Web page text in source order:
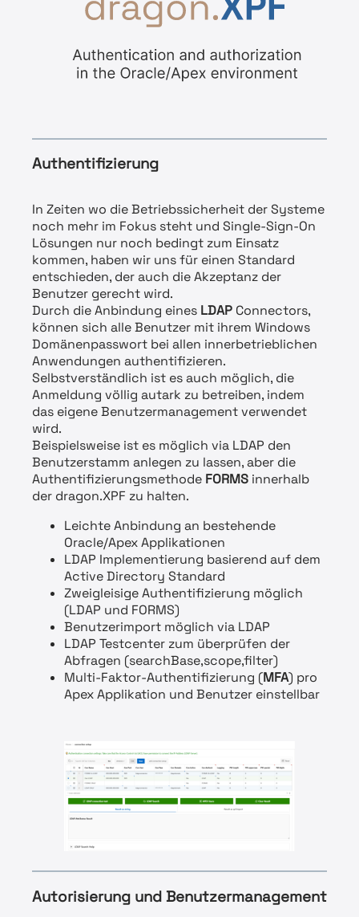
Authentifizierung
In Zeiten wo die Betriebssicherheit der Systeme
noch mehr im Fokus steht und Single-Sign-On
Lösungen nur noch bedingt zum Einsatz
kommen, haben wir uns für einen Standard
entschieden, der auch die Akzeptanz der
Benutzer gerecht wird.
Durch die Anbindung eines LDAP Connectors,
können sich alle Benutzer mit ihrem Windows
Domänenpasswort bei allen innerbetrieblichen
Anwendungen authentifizieren.
Selbstverständlich ist es auch möglich, die
Anmeldung völlig autark zu betreiben, indem
das eigene Benutzermanagement verwendet
wird.
Beispielsweise ist es möglich via LDAP den
Benutzerstamm anlegen zu lassen, aber die
Authentifizierungsmethode FORMS innerhalb
der dragon.XPF zu halten.
Leichte Anbindung an bestehende
Oracle/Apex Applikationen
LDAP Implementierung basierend auf dem
Active Directory Standard
Zweigleisige Authentifizierung möglich
(LDAP und FORMS)
Benutzerimport möglich via LDAP
LDAP Testcenter zum überprüfen der
Abfragen (searchBase,scope,filter)
Multi-Faktor-Authentifizierung (MFA) pro
Apex Applikation und Benutzer einstellbar
Autorisierung und Benutzermanagement